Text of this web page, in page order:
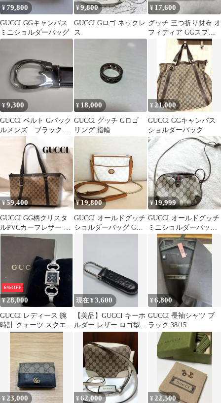
¥79,800
GUCCI GGキャンバス
ミニショルダーバッグ
¥ 9,800
GUCCI Gロゴ ネックレ
ス
¥ 17,600
グッチ 三つ折り財布 オ
フィディア GGスプリ
ーム アイボリー
¥9,300
GUCCI ベルト Gバック
ルメンズ ブラックブ
¥ 18,000
GUCCI グッチ Gロゴ
リング 指輪
¥ 21,000
GUCCI GGキャンバス
ショルダーバッグ
¥59,400
GUCCI GG柄クリスタ
ルPVCカーフレザー ト
ートバッグ
¥19,800
GUCCI オールドグッチ
ショルダーバッグ GG
¥19,999
GUCCI オールドグッチ
ミニショルダーバッグ
GG柄 シェリーライン
6%OFF
¥28,000
GUCCI レディース 腕
時計 クォーツ スクエア
ブラック文字盤
現在 ¥3,600
【美品】GUCCI キーホ
ルダー レザー ロゴ型押
¥6,800
GUCCI 長袖シャツ ブ
ラック 38/15
¥ 23,000 ¥62,000 ¥ 22,500